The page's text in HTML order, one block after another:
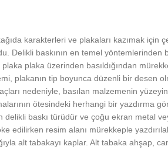
karakterleri ve plakaları kazımak için
Delikli baskının en temel yöntemlerinden
plaka üzerinden basıldığından
plakanın tip boyunca düzenli bir desen
nedeniyle, basılan malzemenin
ötesindeki herhangi bir yazdırma
baskı türüdür ve çoğu ekran metal
edilirken resim alanı mürekkeple
alt tabakayı kaplar. Alt tabaka ahşap,